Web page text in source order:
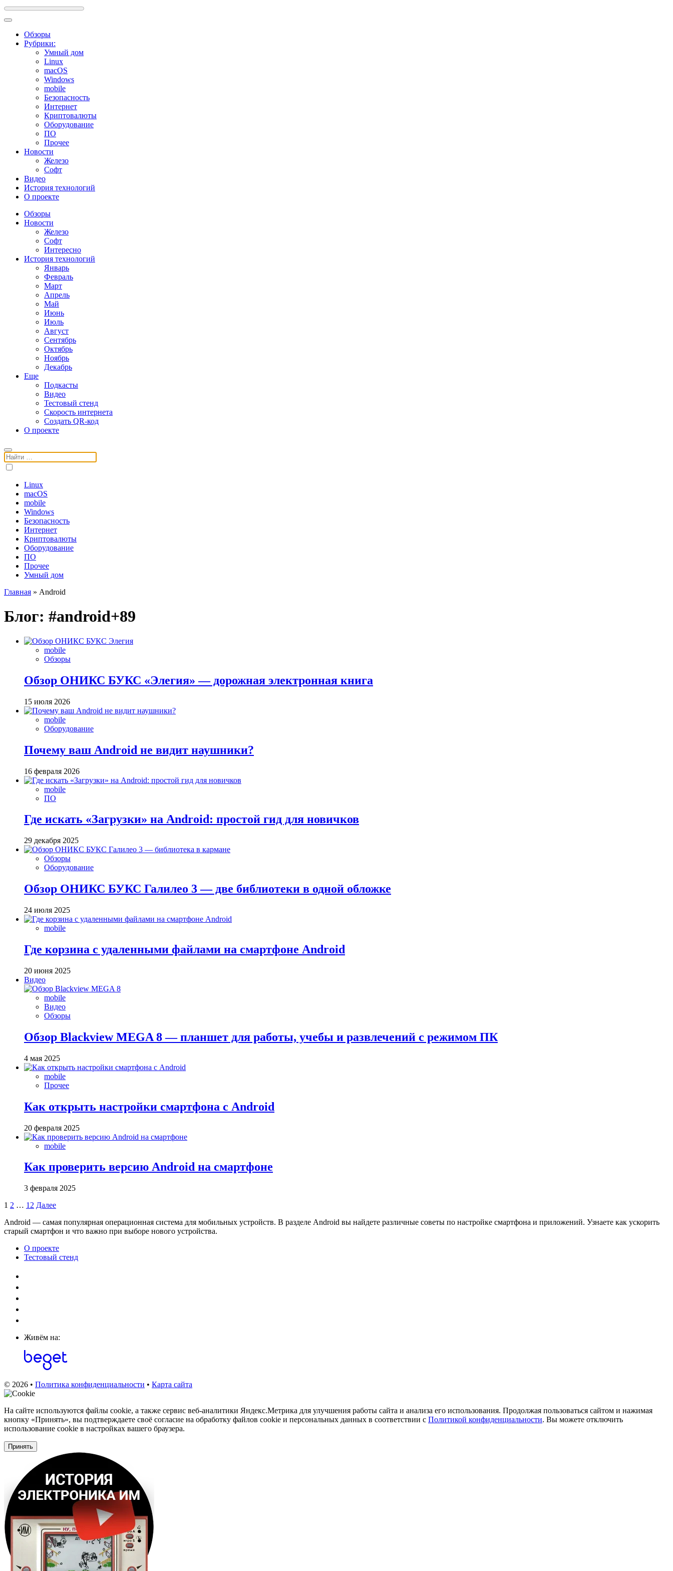
Обзоры
Рубрики:
Умный дом
Linux
macOS
Windows
mobile
Безопасность
Интернет
Криптовалюты
Оборудование
ПО
Прочее
Новости
Железо
Софт
Видео
История технологий
О проекте
Обзоры
Новости
Железо
Софт
Интересно
История технологий
Январь
Февраль
Март
Апрель
Май
Июнь
Июль
Август
Сентябрь
Октябрь
Ноябрь
Декабрь
Еще
Подкасты
Видео
Тестовый стенд
Скорость интернета
Создать QR-код
О проекте
Поиск:
Linux
macOS
mobile
Windows
Безопасность
Интернет
Криптовалюты
Оборудование
ПО
Прочее
Умный дом
Главная » Android
Блог: #android
mobile
Обзоры
Обзор ОНИКС БУКС «Элегия» — дорожная электронная книга
15 июля 2026
mobile
Оборудование
Почему ваш Android не видит наушники?
16 февраля 2026
mobile
ПО
Где искать «Загрузки» на Android: простой гид для новичков
29 декабря 2025
Обзоры
Оборудование
Обзор ОНИКС БУКС Галилео 3 — две библиотеки в одной обложке
24 июля 2025
mobile
Где корзина с удаленными файлами на смартфоне Android
20 июня 2025
Видео
mobile
Видео
Обзоры
Обзор Blackview MEGA 8 — планшет для работы, учебы и развлечений с режимом ПК
4 мая 2025
mobile
Прочее
Как открыть настройки смартфона с Android
20 февраля 2025
mobile
Как проверить версию Android на смартфоне
3 февраля 2025
Пагинация
записей
1 2 … 12 Далее
Android — самая популярная операционная система для мобильных устройств. В разделе Android вы найдете различные советы по настройке смартфона и приложений. Узнаете как ускорить
старый смартфон и что важно при выборе нового устройства.
О проекте
Тестовый стенд
Живём на:
© 2026 • Политика конфиденциальности • Карта сайта
На сайте используются файлы cookie, а также сервис веб‑аналитики Яндекс.Метрика для улучшения работы сайта и анализа его использования. Продолжая пользоваться сайтом и нажимая
кнопку «Принять», вы подтверждаете своё согласие на обработку файлов cookie и персональных данных в соответствии с Политикой конфиденциальности. Вы можете отключить
использование cookie в настройках вашего браузера.
Принять